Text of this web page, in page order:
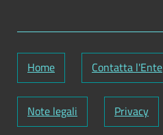
Home Contatta l'Ente
Note legali Privacy